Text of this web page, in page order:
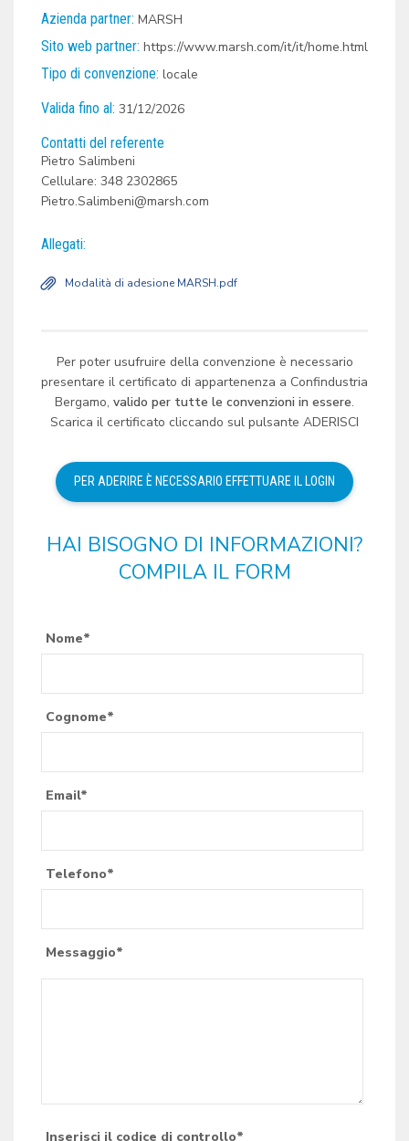
Azienda partner: MARSH
Sito web partner: https://www.marsh.com/it/it/home.html
Tipo di convenzione: locale
Valida fino al: 31/12/2026
Contatti del referente
Pietro Salimbeni
Cellulare: 348 2302865
Pietro.Salimbeni@marsh.com
Allegati:
Modalità di adesione MARSH.pdf
Per poter usufruire della convenzione è necessario
presentare il certificato di appartenenza a Confindustria
Bergamo, valido per tutte le convenzioni in essere.
Scarica il certificato cliccando sul pulsante ADERISCI
HAI BISOGNO DI INFORMAZIONI?
COMPILA IL FORM
Nome*
Cognome*
Email*
Telefono*
Messaggio*
Inserisci il codice di controllo*